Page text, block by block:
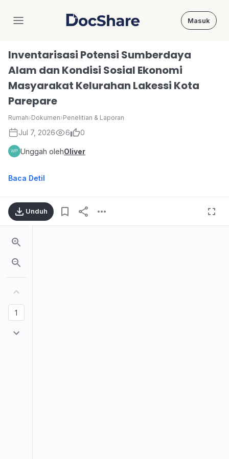
DocShare Masuk
Inventarisasi Potensi Sumberdaya
Alam dan Kondisi Sosial Ekonomi
Masyarakat Kelurahan Lakessi Kota
Parepare
Rumah›Dokumen›Penelitian & Laporan
Jul 7, 2026 6 0
Unggah olehOliver
Baca Detil
Unduh